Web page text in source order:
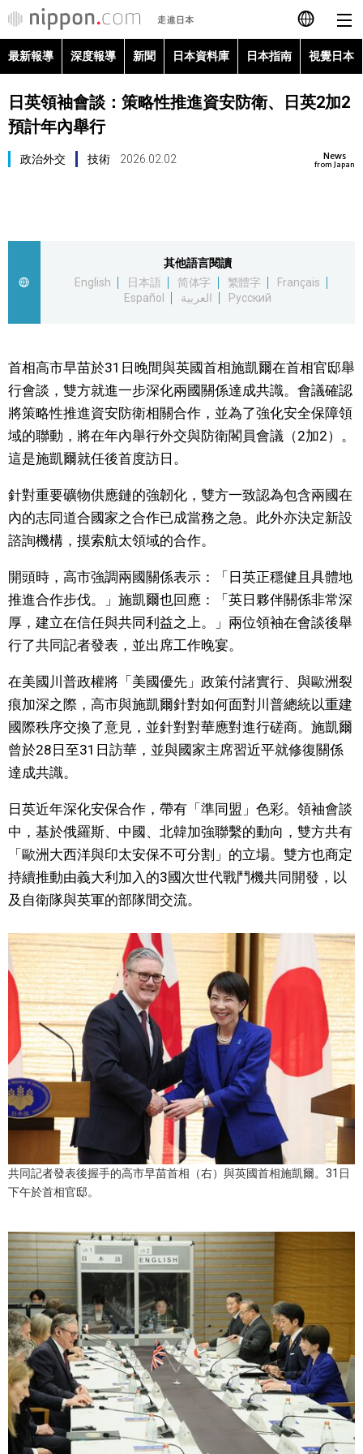
日本語
English
最新報導
視覺日本
臺灣香港
人物訪談
日本入門
政治外交
財經
文化
科學技術
生活
運動
娛樂
教育
工作勞動
家庭
醫療健康
語言
編輯部通知
official SNS
最新報導 深度報導 新聞 日本資料庫 日本指南 視覺日本
日英領袖會談：策略性推進資安防衛、日英2加2
預計年內舉行
News
from Japan
政治外交 技術 2026.02.02
其他語言閱讀
English
日本語 简体字 繁體字
Français
Español
العربية Русский
首相高市早苗於31日晚間與英國首相施凱爾在首相官邸舉
行會談，雙方就進一步深化兩國關係達成共識。會議確認
將策略性推進資安防衛相關合作，並為了強化安全保障領
域的聯動，將在年內舉行外交與防衛閣員會議（2加2）。
這是施凱爾就任後首度訪日。
針對重要礦物供應鏈的強韌化，雙方一致認為包含兩國在
內的志同道合國家之合作已成當務之急。此外亦決定新設
諮詢機構，摸索航太領域的合作。
開頭時，高市強調兩國關係表示：「日英正穩健且具體地
推進合作步伐。」施凱爾也回應：「英日夥伴關係非常深
厚，建立在信任與共同利益之上。」兩位領袖在會談後舉
行了共同記者發表，並出席工作晚宴。
在美國川普政權將「美國優先」政策付諸實行、與歐洲裂
痕加深之際，高市與施凱爾針對如何面對川普總統以重建
國際秩序交換了意見，並針對對華應對進行磋商。施凱爾
曾於28日至31日訪華，並與國家主席習近平就修復關係
達成共識。
日英近年深化安保合作，帶有「準同盟」色彩。領袖會談
中，基於俄羅斯、中國、北韓加強聯繫的動向，雙方共有
「歐洲大西洋與印太安保不可分割」的立場。雙方也商定
持續推動由義大利加入的3國次世代戰鬥機共同開發，以
及自衛隊與英軍的部隊間交流。
共同記者發表後握手的高市早苗首相（右）與英國首相施凱爾。31日
下午於首相官邸。